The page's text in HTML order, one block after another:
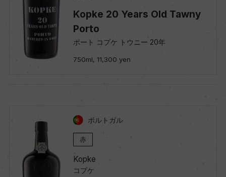
Kopke 20 Years Old Tawny
Porto
ポート コプケ トウニー 20年
750ml, 11,300 yen
ポルトガル
赤
Kopke
コプケ